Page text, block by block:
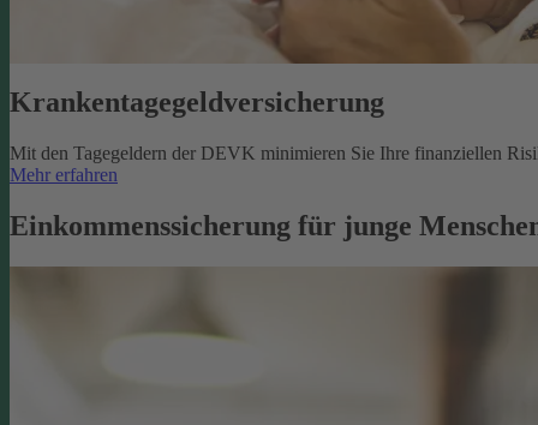
Krankentagegeldversicherung
Mit den Tagegeldern der DEVK minimieren Sie Ihre finanziellen
Mehr erfahren
Einkommenssicherung für junge